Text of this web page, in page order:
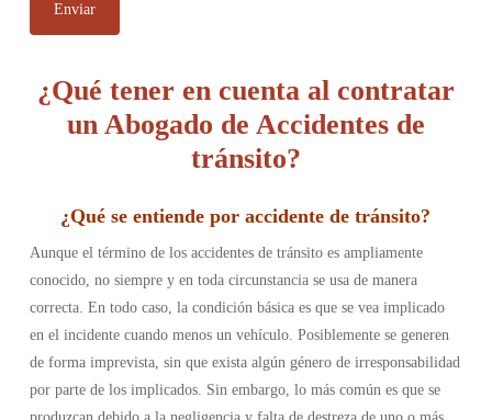
¿Qué tener en cuenta al contratar
un Abogado de Accidentes de
tránsito?
¿Qué se entiende por accidente de tránsito?
Aunque el término de los accidentes de tránsito es ampliamente
conocido, no siempre y en toda circunstancia se usa de manera
correcta. En todo caso, la condición básica es que se vea implicado
en el incidente cuando menos un vehículo. Posiblemente se generen
de forma imprevista, sin que exista algún género de irresponsabilidad
por parte de los implicados. Sin embargo, lo más común es que se